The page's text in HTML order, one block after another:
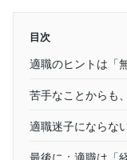
目次
適職のヒントは「
苦手なことからも
適職迷子にならな
最後に：適職は「